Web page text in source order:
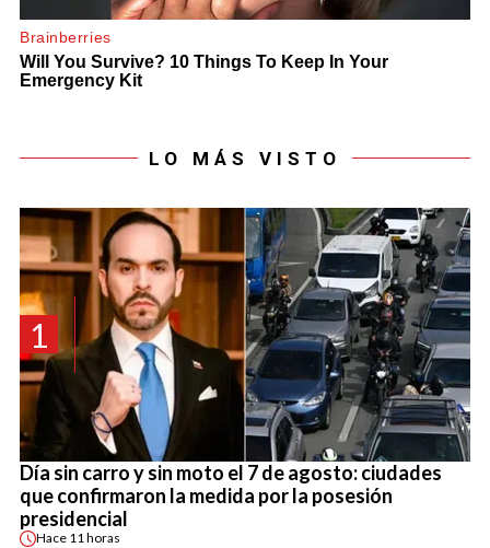
LO MÁS VISTO
1
Día sin carro y sin moto el 7 de agosto: ciudades
que confirmaron la medida por la posesión
presidencial
Hace 11 horas